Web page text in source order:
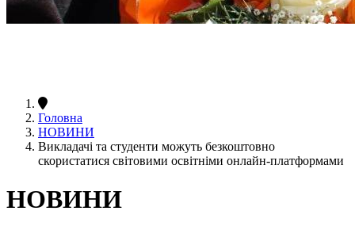
Головна
НОВИНИ
Викладачі та студенти можуть безкоштовно
скористатися світовими освітніми онлайн-платформами
НОВИНИ